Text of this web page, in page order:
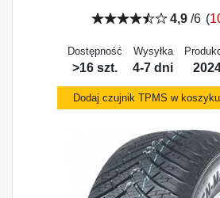
4,9/6 (
Dostępność
>16 szt.
Wysyłka
4-7 dni
Dodaj czujnik TPMS w